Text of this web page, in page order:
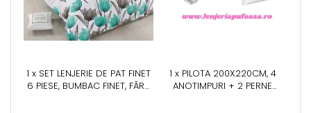
1 x SET LENJERIE DE PAT FINET
6 PIESE, BUMBAC FINET, FĂRĂ
1 x PILOTA 200X220CM, 4
ANOTIMPURI + 2 PERNE